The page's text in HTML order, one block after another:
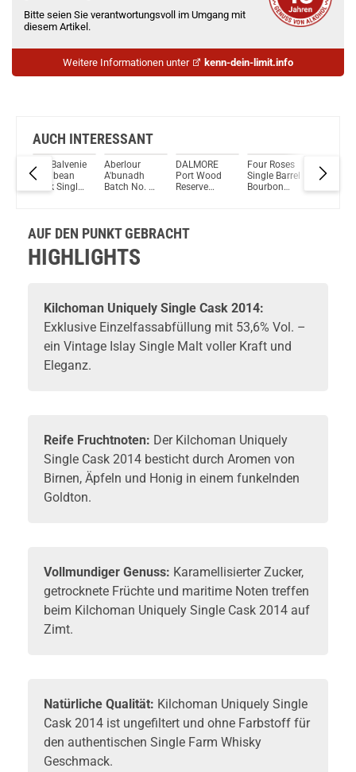
Bitte seien Sie verantwortungsvoll im Umgang mit
diesem Artikel.
Weitere Informationen unter kenn-dein-limit.info
AUCH INTERESSANT
The Balvenie
Carribean
Cask Single
Vol. 700ml
Aberlour
A'bunadh
Batch No. 81
61,6% Vol.
DALMORE
Port Wood
Reserve
46,5% Vol.
Four Roses
Single Barrel
Bourbon
Hibiki
AUF DEN PUNKT GEBRACHT
HIGHLIGHTS
Kilchoman Uniquely Single Cask 2014:
Exklusive Einzelfassabfüllung mit 53,6% Vol. –
ein Vintage Islay Single Malt voller Kraft und
Eleganz.
Reife Fruchtnoten: Der Kilchoman Uniquely
Single Cask 2014 besticht durch Aromen von
Birnen, Äpfeln und Honig in einem funkelnden
Goldton.
Vollmundiger Genuss: Karamellisierter Zucker,
getrocknete Früchte und maritime Noten treffen
beim Kilchoman Uniquely Single Cask 2014 auf
Zimt.
Natürliche Qualität: Kilchoman Uniquely Single
Cask 2014 ist ungefiltert und ohne Farbstoff für
den authentischen Single Farm Whisky
Geschmack.